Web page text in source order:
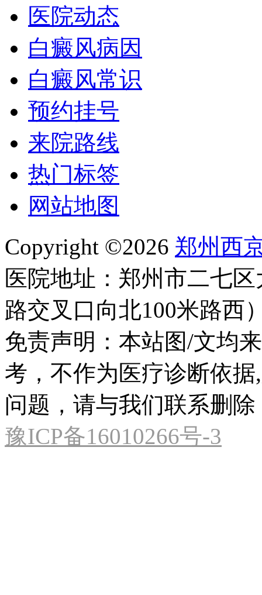
医院动态
白癜风病因
白癜风常识
预约挂号
来院路线
热门标签
网站地图
Copyright ©2026 郑州西
医院地址：郑州市二七
路交叉口向北100米路西
免责声明：本站图/文均
考，不作为医疗诊断依
问题，请与我们联系删除
豫ICP备16010266号-3